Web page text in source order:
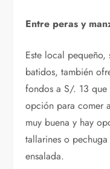
Entre peras y
Este local
batidos, también
fondos a S/. 13
opción para comer
muy buena y hay
tallarines o
ensalada.